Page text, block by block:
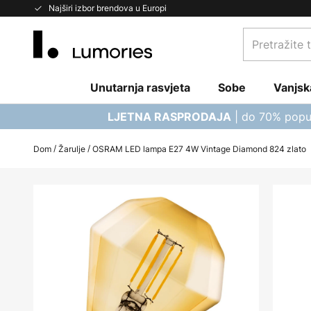
Najširi izbor brendova u Europi
Skip
Pretražite
trgovinu...
Unutarnja rasvjeta Sobe
LJETNA RASPRODAJA | do 70%
Dom Žarulje OSRAM LED lampa E27 4W Vintage Diamond 824 zlato